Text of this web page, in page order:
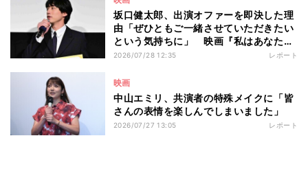
坂口健太郎、出演オファーを即決した理
由「ぜひともご一緒させていただきたい
という気持ちに」 映画『私はあなたを
知らない、』完成披露舞台挨拶
2026/07/28 12:35 レポート
映画
中山エミリ、共演者の特殊メイクに「皆
さんの表情を楽しんでしまいました」
2026/07/27 13:05 レポート